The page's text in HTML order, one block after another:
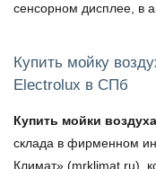
сенсорном дисплее, в
Купить мойку
Electrolux в СПб
Купить мойки
склада в фирменном
Климат» (mrklimat.ru),